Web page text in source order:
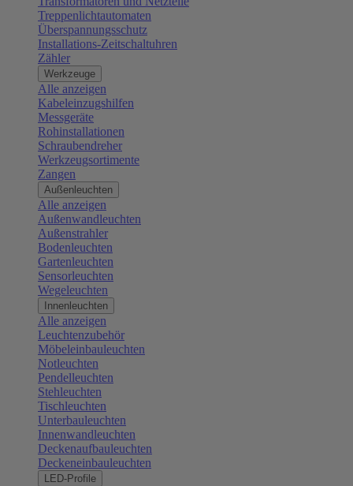
Treppenlichtautomaten
Überspannungsschutz
Installations-Zeitschaltuhren
Zähler
Werkzeuge
Alle anzeigen
Kabeleinzugshilfen
Messgeräte
Rohinstallationen
Schraubendreher
Werkzeugsortimente
Zangen
Außenleuchten
Alle anzeigen
Außenwandleuchten
Außenstrahler
Bodenleuchten
Gartenleuchten
Sensorleuchten
Wegeleuchten
Innenleuchten
Alle anzeigen
Leuchtenzubehör
Möbeleinbauleuchten
Notleuchten
Pendelleuchten
Stehleuchten
Tischleuchten
Unterbauleuchten
Innenwandleuchten
Deckenaufbauleuchten
Deckeneinbauleuchten
LED-Profile